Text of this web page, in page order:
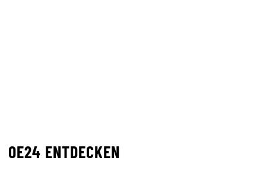
OE24 ENTDECKEN